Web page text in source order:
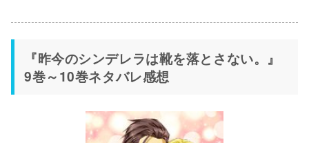
『昨今のシンデレラは靴を落とさない。』
9巻～10巻ネタバレ感想